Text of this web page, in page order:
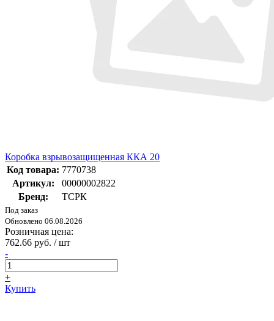
Коробка взрывозащищенная ККА 20
Код товара: 7770738
Артикул:
00000002822
Бренд:
ТСРК
Под заказ
Обновлено 06.08.2026
Розничная цена:
762.66 руб. / шт
-
+
Купить